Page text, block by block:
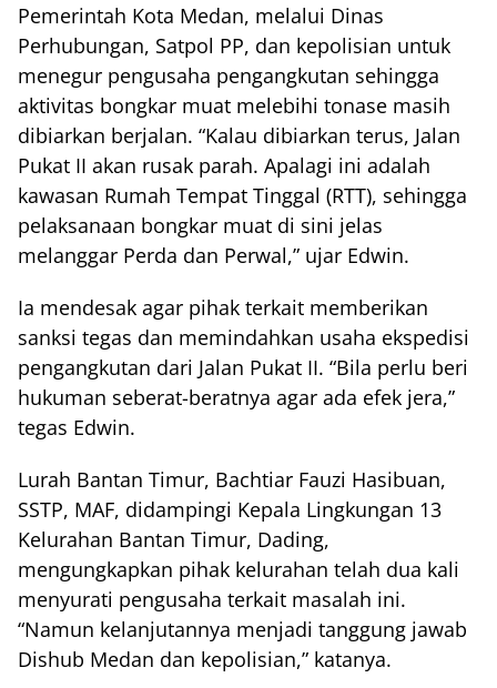
Pemerintah Kota Medan, melalui Dinas
Perhubungan, Satpol PP, dan kepolisian untuk
menegur pengusaha pengangkutan sehingga
aktivitas bongkar muat melebihi tonase masih
dibiarkan berjalan. “Kalau dibiarkan terus, Jalan
Pukat II akan rusak parah. Apalagi ini adalah
kawasan Rumah Tempat Tinggal (RTT), sehingga
pelaksanaan bongkar muat di sini jelas
melanggar Perda dan Perwal,” ujar Edwin.
Ia mendesak agar pihak terkait memberikan
sanksi tegas dan memindahkan usaha ekspedisi
pengangkutan dari Jalan Pukat II. “Bila perlu beri
hukuman seberat-beratnya agar ada efek jera,”
tegas Edwin.
Lurah Bantan Timur, Bachtiar Fauzi Hasibuan,
SSTP, MAF, didampingi Kepala Lingkungan 13
Kelurahan Bantan Timur, Dading,
mengungkapkan pihak kelurahan telah dua kali
menyurati pengusaha terkait masalah ini.
“Namun kelanjutannya menjadi tanggung jawab
Dishub Medan dan kepolisian,” katanya.